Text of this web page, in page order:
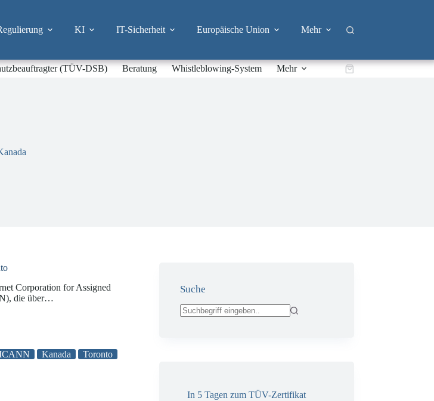
KI IT-Sicherheit Europäische Union Mehr
(TÜV-DSB) Beratung Whistleblowing-System Mehr Warenkorb
Corporation for Assigned
die über…
Kanada Toronto
Suche
In 5 Tagen zum TÜV-Zertifikat